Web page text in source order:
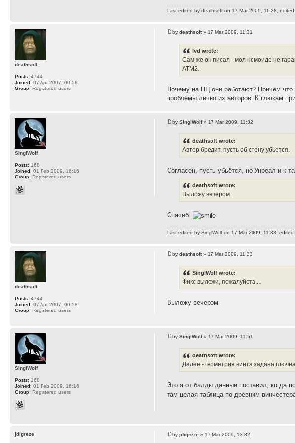
Last edited bydeathsoft on 17 Mar 2009, 11:28, edited
bydeathsoft» 17 Mar 2009, 11:31
lvd wrote:
Сам же он писал - мол немоиде не
АТМ2.
Почему на ПЦ они работают? Причем
проблемы лично их авторов. К глюкам
deathsoft
Posts: 4744
Joined: 07 Apr 2007, 00:58
Group: Registered users
bySinglWolf» 17 Mar 2009, 11:32
deathsoft wrote:
Автор бредит, пусть об стену убьется.
Согласен, пусть убьётся, но Унреал и к
deathsoft wrote:
Выложу вечером
Спасиб.
Last edited bySinglWolf on 17 Mar 2009, 11:38, edited
SinglWolf
Posts: 168
Joined: 01 Feb 2009, 16:16
Group: Registered users
bydeathsoft» 17 Mar 2009, 11:33
SinglWolf wrote:
Фикс выложи, пожалуйста...
Выложу вечером
deathsoft
Posts: 4744
Joined: 07 Apr 2007, 00:58
Group: Registered users
bySinglWolf» 17 Mar 2009, 11:51
deathsoft wrote:
Далее - геометрия винта задана
Это я от балды данные поставил, когда
там целая таблица по древним
SinglWolf
Posts: 168
Joined: 01 Feb 2009, 16:16
Group: Registered users
byjdigreze » 17 Mar 2009, 13:32
jdigreze